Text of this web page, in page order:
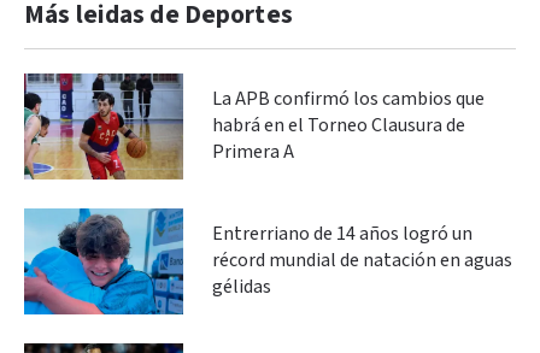
Más leidas de Deportes
La APB confirmó los cambios que
habrá en el Torneo Clausura de
Primera A
Entrerriano de 14 años logró un
récord mundial de natación en aguas
gélidas